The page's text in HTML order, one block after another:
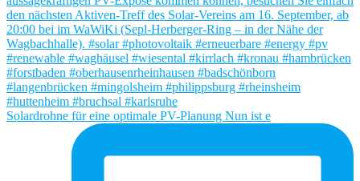
Solardrohne für eine optimale PV-Planung Nun ist e